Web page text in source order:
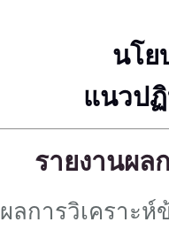
นโ
แนวป
รายงานผล
ผลการวิเคราะ